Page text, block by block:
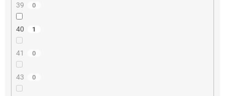
39 0
40 1
41 0
43 0